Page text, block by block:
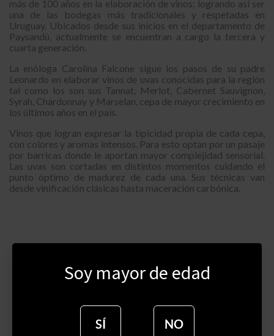
más de 100 años en la elaboración de vinos; logrando así ser
una de las bodegas más tradicionales y respetadas en
Uruguay. Ubicados desde sus inicios en el departamento de
Paysandú, actualmente se encuentran a cargo la tercera y
cuarta generación.
La enóloga Carolina Falcone sigue los pasos de su padre
Leonardo en elaborar vinos de uvas conocidas para la región
tal como los son sus Tannat, Merlot, Cabernet Sauvignon,
Syrah, Chardonnay y Marselan, cepa de mayor crecimiento en
los últimos años en el país.
Vinos que logran expresar la tipicidad propia de cada cepa,
con colores y aromas intensos. Para esto optan por un pasaje
por barricas donde le aportan mayor complejidad sensorial.
Las uvas son cortadas en distintos momentos cuidando el
punto óptimo de madurez de cada una. Sus técnicas van
desde vinificación clásicas hasta maceración carbónica.
Soy mayor de edad
SÍ NO